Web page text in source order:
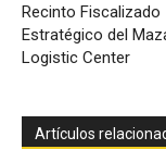
Recinto Fiscalizado
Estratégico del
Logistic Center
Artículos